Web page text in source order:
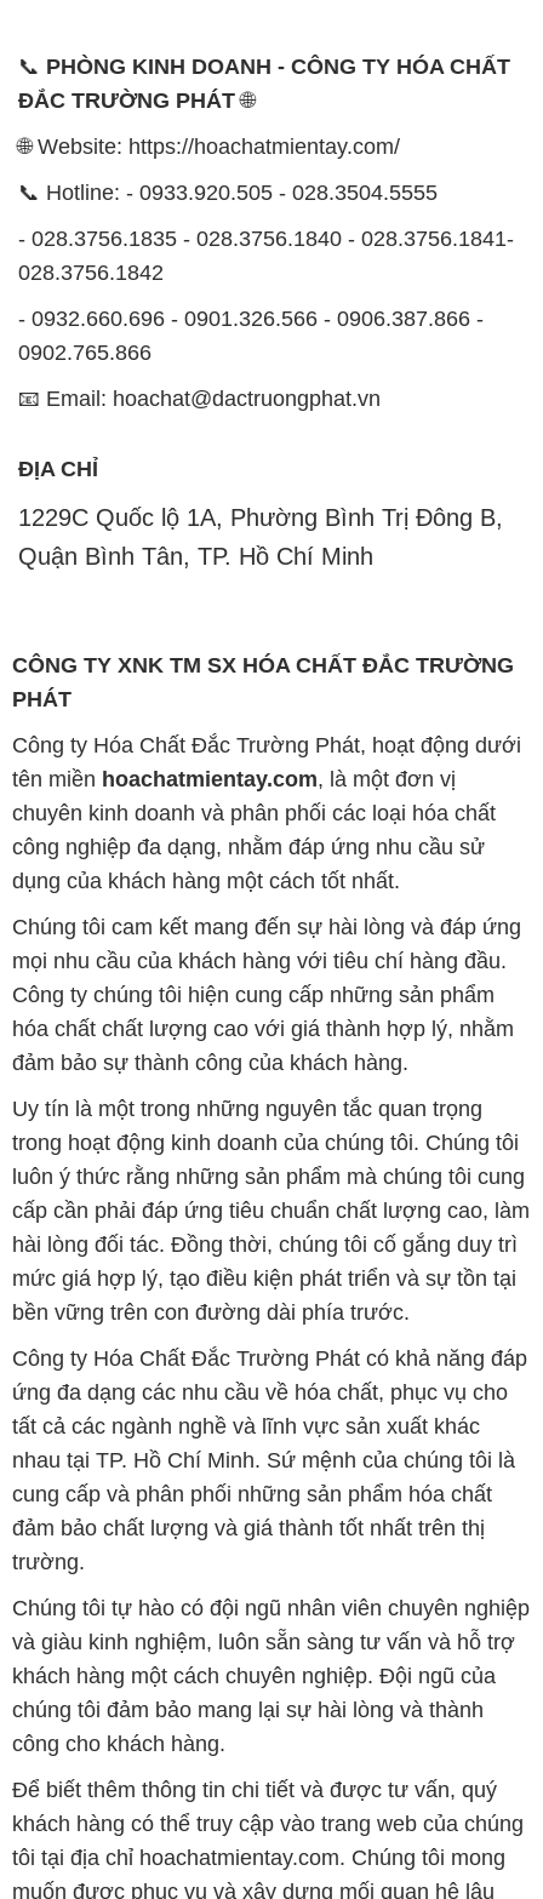
📞 PHÒNG KINH DOANH - CÔNG TY HÓA CHẤT
ĐẮC TRƯỜNG PHÁT🌐
🌐 Website: https://hoachatmientay.com/
📞 Hotline: - 0933.920.505 - 028.3504.5555
- 028.3756.1835 - 028.3756.1840 - 028.3756.1841-
028.3756.1842
- 0932.660.696 - 0901.326.566 - 0906.387.866 -
0902.765.866
📧 Email: hoachat@dactruongphat.vn
ĐỊA CHỈ
1229C Quốc lộ 1A, Phường Bình Trị Đông B,
Quận Bình Tân, TP. Hồ Chí Minh
CÔNG TY XNK TM SX HÓA CHẤT ĐẮC TRƯỜNG
PHÁT
Công ty Hóa Chất Đắc Trường Phát, hoạt động dưới
tên miền hoachatmientay.com, là một đơn vị
chuyên kinh doanh và phân phối các loại hóa chất
công nghiệp đa dạng, nhằm đáp ứng nhu cầu sử
dụng của khách hàng một cách tốt nhất.
Chúng tôi cam kết mang đến sự hài lòng và đáp ứng
mọi nhu cầu của khách hàng với tiêu chí hàng đầu.
Công ty chúng tôi hiện cung cấp những sản phẩm
hóa chất chất lượng cao với giá thành hợp lý, nhằm
đảm bảo sự thành công của khách hàng.
Uy tín là một trong những nguyên tắc quan trọng
trong hoạt động kinh doanh của chúng tôi. Chúng tôi
luôn ý thức rằng những sản phẩm mà chúng tôi cung
cấp cần phải đáp ứng tiêu chuẩn chất lượng cao, làm
hài lòng đối tác. Đồng thời, chúng tôi cố gắng duy trì
mức giá hợp lý, tạo điều kiện phát triển và sự tồn tại
bền vững trên con đường dài phía trước.
Công ty Hóa Chất Đắc Trường Phát có khả năng đáp
ứng đa dạng các nhu cầu về hóa chất, phục vụ cho
tất cả các ngành nghề và lĩnh vực sản xuất khác
nhau tại TP. Hồ Chí Minh. Sứ mệnh của chúng tôi là
cung cấp và phân phối những sản phẩm hóa chất
đảm bảo chất lượng và giá thành tốt nhất trên thị
trường.
Chúng tôi tự hào có đội ngũ nhân viên chuyên nghiệp
và giàu kinh nghiệm, luôn sẵn sàng tư vấn và hỗ trợ
khách hàng một cách chuyên nghiệp. Đội ngũ của
chúng tôi đảm bảo mang lại sự hài lòng và thành
công cho khách hàng.
Để biết thêm thông tin chi tiết và được tư vấn, quý
khách hàng có thể truy cập vào trang web của chúng
tôi tại địa chỉ hoachatmientay.com. Chúng tôi mong
muốn được phục vụ và xây dựng mối quan hệ lâu